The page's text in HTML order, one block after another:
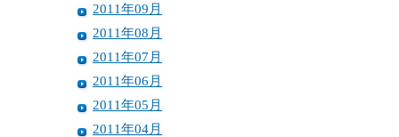
2011年09月
2011年08月
2011年07月
2011年06月
2011年05月
2011年04月